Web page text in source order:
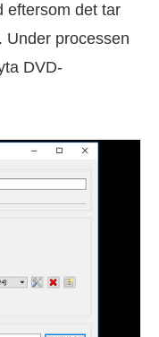
eftersom det tar
Under processen
DVD-